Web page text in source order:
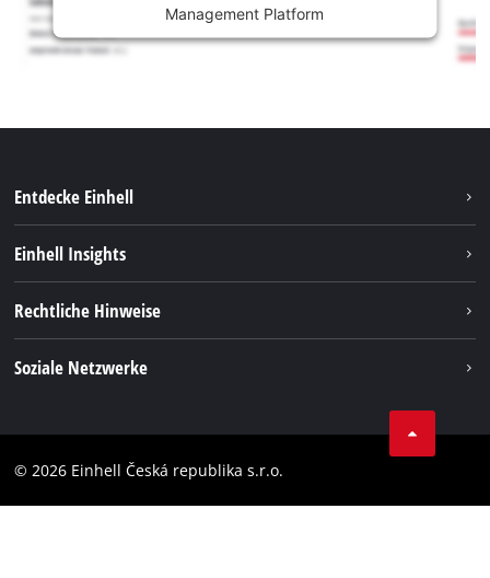
Management Platform
Entdecke Einhell
Akkusystem
Einhell Insights
Rechtliche Hinweise
Barrierefreiheits-Erklärung
Soziale Netzwerke
Instagram
© 2026 Einhell Česká republika s.r.o.